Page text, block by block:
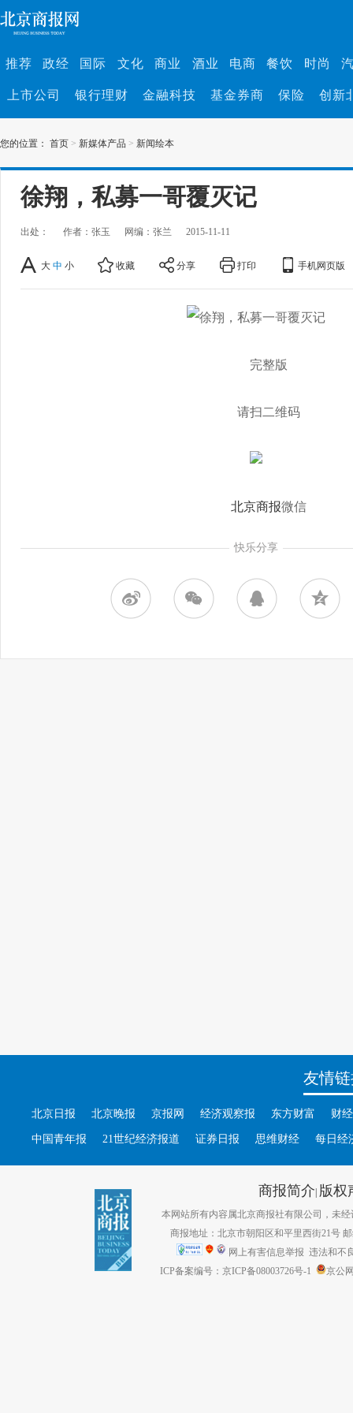
推荐 政经 国际 文化 商业 酒业 电商 餐饮 时尚
上市公司 银行理财 金融科技 基金券商 保险 创新
您的位置： 首页 > 新媒体产品 > 新闻绘本
徐翔，私募一哥覆灭记
出处： 作者：张玉 网编：张兰 2015-11-11
大 中 小 收藏 分享 打印 手机网页版
完整版
请扫二维码
北京商报微信
快乐分享
友情
北京日报 北京晚报 京报网 经济观察报 东方财富 财
中国青年报 21世纪经济报道 证券日报 思维财经 每日经
商报简介| 版权
本网站所有内容属北京商报社有限公司，未经
商报地址：北京市朝阳区和平里西街21号
网上有害信息举报 违法和不
ICP备案编号：京ICP备08003726号-1
京公